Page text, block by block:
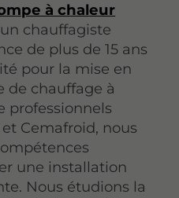
à chaleur
chauffagiste
de plus de 15 ans
pour la mise en
de chauffage à
professionnels
Cemafroid, nous
une installation
Nous étudions la